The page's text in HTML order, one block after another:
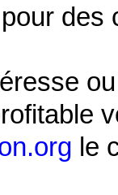
des
le